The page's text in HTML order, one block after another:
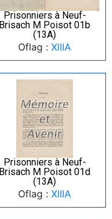
Prisonniers à Neuf-
Brisach M Poisot 01b
(13A)
Oflag : XIIIA
Prisonniers à Neuf-
Brisach M Poisot 01d
(13A)
Oflag : XIIIA